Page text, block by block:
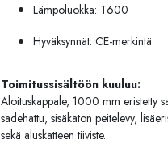
Lämpöluokka: T600
Hyväksynnät: CE-merkintä
Toimitussisältöön kuuluu:
Aloituskappale, 1000 mm eristetty
sadehattu, sisäkaton peitelevy,
sekä aluskatteen tiiviste.